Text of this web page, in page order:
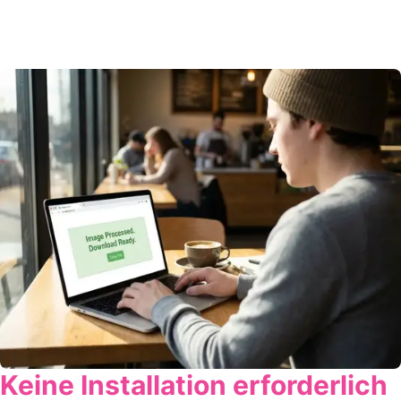
Keine Installation erforderlich